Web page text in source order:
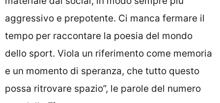
aggressivo e prepotente. Ci manca fermare il
tempo per raccontare la poesia del mondo
dello sport. Viola un riferimento come memoria
e un momento di speranza, che tutto questo
possa ritrovare spazio”, le parole del numero